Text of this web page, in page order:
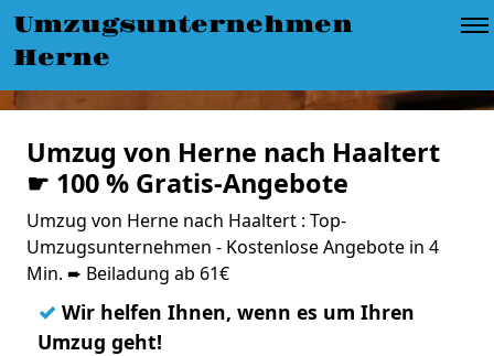
Umzugsunternehmen
Herne
Umzug von Herne nach Haaltert
☛ 100 % Gratis-Angebote
Umzug von Herne nach Haaltert : Top-
Umzugsunternehmen - Kostenlose Angebote in 4
Min. ➨ Beiladung ab 61€
✓ Wir helfen Ihnen, wenn es um Ihren
Umzug geht!